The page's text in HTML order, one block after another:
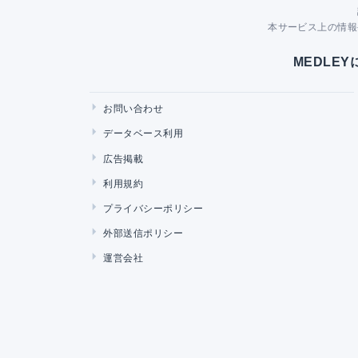
本サービス上の情
MEDLEY
お問い合わせ
データベース利用
広告掲載
利用規約
プライバシーポリシー
外部送信ポリシー
運営会社